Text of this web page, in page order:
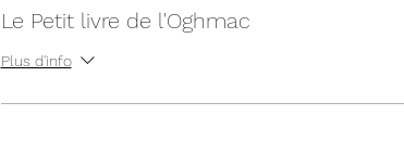
Le Petit livre de l'Oghmac
Plus d'info